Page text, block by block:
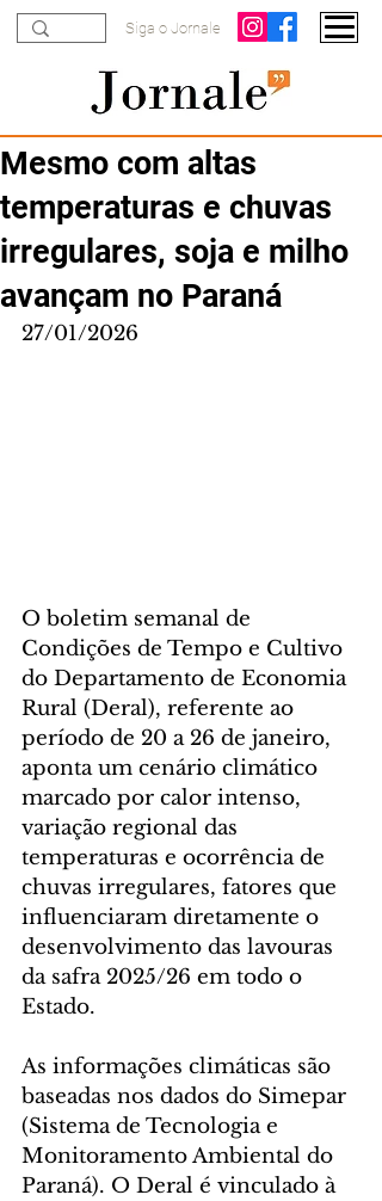
Siga o Jornale
Mesmo com altas
temperaturas e chuvas
irregulares, soja e milho
avançam no Paraná
27/01/2026
O boletim semanal de
Condições de Tempo e Cultivo
do Departamento de Economia
Rural (Deral), referente ao
período de 20 a 26 de janeiro,
aponta um cenário climático
marcado por calor intenso,
variação regional das
temperaturas e ocorrência de
chuvas irregulares, fatores que
influenciaram diretamente o
desenvolvimento das lavouras
da safra 2025/26 em todo o
Estado.
As informações climáticas são
baseadas nos dados do Simepar
(Sistema de Tecnologia e
Monitoramento Ambiental do
Paraná). O Deral é vinculado à